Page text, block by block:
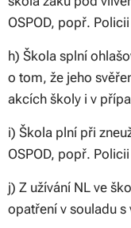
OSPOD, popř. Policii
h) Škola splní
o tom, že jeho
akcích školy i v
i) Škola plní při
OSPOD, popř. Policii
j) Z užívání NL ve
opatření v souladu